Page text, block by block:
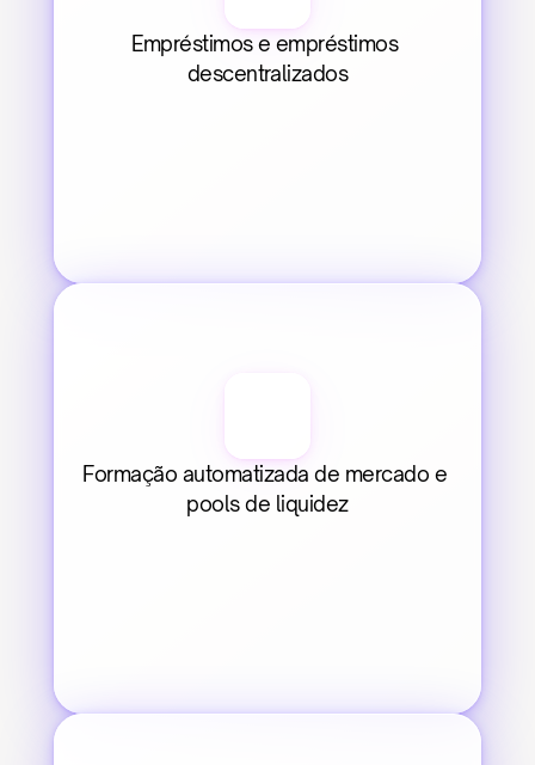
Empréstimos e empréstimos
descentralizados
Formação automatizada de mercado e
pools de liquidez